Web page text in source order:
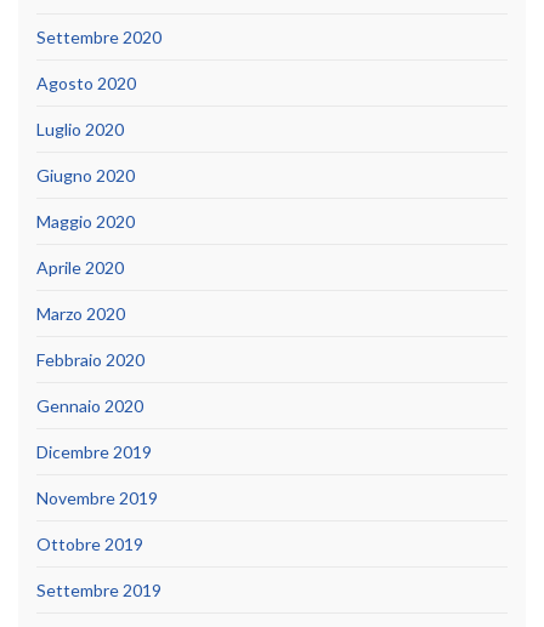
Settembre 2020
Agosto 2020
Luglio 2020
Giugno 2020
Maggio 2020
Aprile 2020
Marzo 2020
Febbraio 2020
Gennaio 2020
Dicembre 2019
Novembre 2019
Ottobre 2019
Settembre 2019